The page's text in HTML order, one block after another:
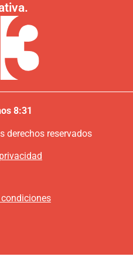
8:31
derechos reservados